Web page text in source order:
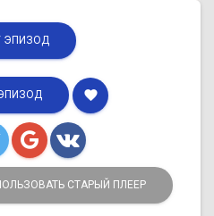
ЭПИЗОД
favorite
СТАРЫЙ ПЛЕЕР